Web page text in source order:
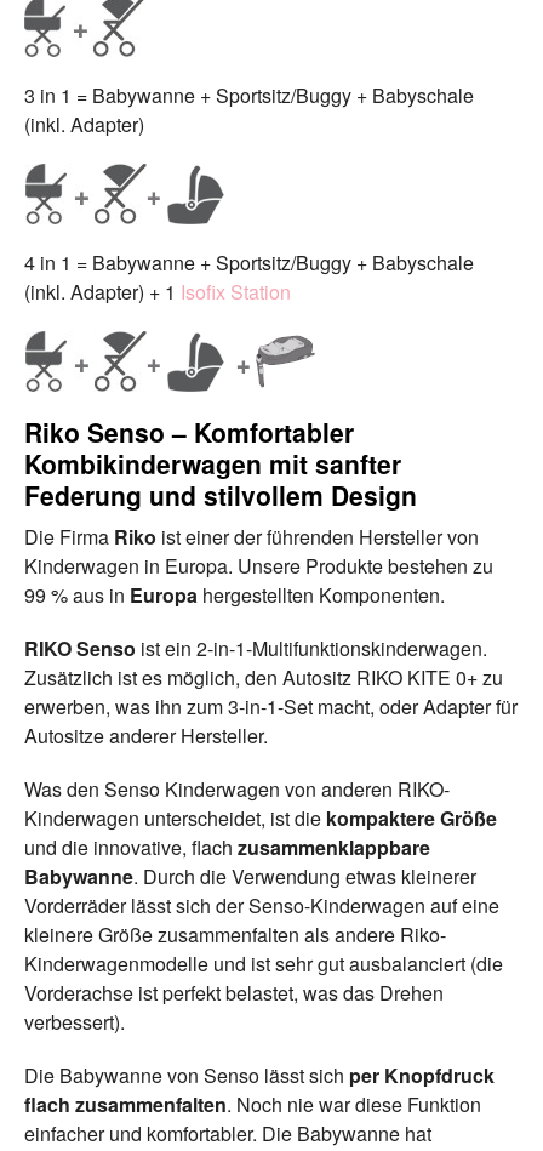
3 in 1 = Babywanne + Sportsitz/Buggy + Babyschale
(inkl. Adapter)
4 in 1 = Babywanne + Sportsitz/Buggy + Babyschale
(inkl. Adapter) + 1 Isofix Station
Riko Senso – Komfortabler
Kombikinderwagen mit sanfter
Federung und stilvollem Design
Die Firma Riko ist einer der führenden Hersteller von
Kinderwagen in Europa. Unsere Produkte bestehen zu
99 % aus in Europa hergestellten Komponenten.
RIKO Senso ist ein 2-in-1-Multifunktionskinderwagen.
Zusätzlich ist es möglich, den Autositz RIKO KITE 0+ zu
erwerben, was ihn zum 3-in-1-Set macht, oder Adapter für
Autositze anderer Hersteller.
Was den Senso Kinderwagen von anderen RIKO-
Kinderwagen unterscheidet, ist die kompaktere Größe
und die innovative, flach zusammenklappbare
Babywanne. Durch die Verwendung etwas kleinerer
Vorderräder lässt sich der Senso-Kinderwagen auf eine
kleinere Größe zusammenfalten als andere Riko-
Kinderwagenmodelle und ist sehr gut ausbalanciert (die
Vorderachse ist perfekt belastet, was das Drehen
verbessert).
Die Babywanne von Senso lässt sich per Knopfdruck
flach zusammenfalten. Noch nie war diese Funktion
einfacher und komfortabler. Die Babywanne hat